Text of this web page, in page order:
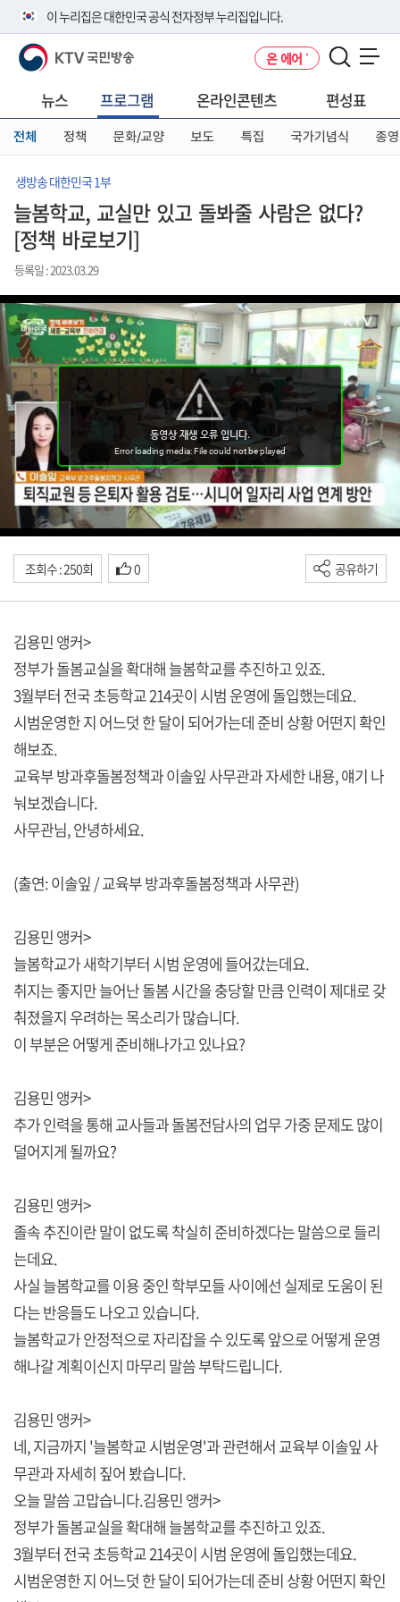
이 누리집은 대한민국 공식 전자정부 누리집입니다.
공식 누리집 주소 확인하기
니다.
이밖에 or.kr 또는 .kr등 다른 도메인 주소를 사용하고 있다면 아래 URL에
서 도메인 주소를 확인해 보세요
KTV 국민방송 온 에어
뉴스 프로그램 온라인콘텐츠 편성표
전체 정책 문화/교양 보도 특집 국가기념식 종영
생방송 대한민국 1부
늘봄학교, 교실만 있고 돌봐줄 사람은 없다?
[정책 바로보기]
등록일 : 2023.03.29
조회수 : 250회 0 공유하기
김용민 앵커>
정부가 돌봄교실을 확대해 늘봄학교를 추진하고 있죠.
3월부터 전국 초등학교 214곳이 시범 운영에 돌입했는데요.
시범운영한 지 어느덧 한 달이 되어가는데 준비 상황 어떤지 확인
해보죠.
교육부 방과후돌봄정책과 이솔잎 사무관과 자세한 내용, 얘기 나
눠보겠습니다.
사무관님, 안녕하세요.
(출연: 이솔잎 / 교육부 방과후돌봄정책과 사무관)
김용민 앵커>
늘봄학교가 새학기부터 시범 운영에 들어갔는데요.
취지는 좋지만 늘어난 돌봄 시간을 충당할 만큼 인력이 제대로 갖
춰졌을지 우려하는 목소리가 많습니다.
이 부분은 어떻게 준비해나가고 있나요?
김용민 앵커>
추가 인력을 통해 교사들과 돌봄전담사의 업무 가중 문제도 많이
덜어지게 될까요?
김용민 앵커>
졸속 추진이란 말이 없도록 착실히 준비하겠다는 말씀으로 들리
는데요.
사실 늘봄학교를 이용 중인 학부모들 사이에선 실제로 도움이 된
다는 반응들도 나오고 있습니다.
늘봄학교가 안정적으로 자리잡을 수 있도록 앞으로 어떻게 운영
해나갈 계획이신지 마무리 말씀 부탁드립니다.
김용민 앵커>
네, 지금까지 '늘봄학교 시범운영'과 관련해서 교육부 이솔잎 사
무관과 자세히 짚어 봤습니다.
오늘 말씀 고맙습니다.김용민 앵커>
정부가 돌봄교실을 확대해 늘봄학교를 추진하고 있죠.
3월부터 전국 초등학교 214곳이 시범 운영에 돌입했는데요.
시범운영한 지 어느덧 한 달이 되어가는데 준비 상황 어떤지 확인